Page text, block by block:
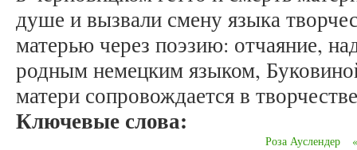
душе и вызвали смену языка
матерью через поэзию: отчаяние,
родным немецким языком,
матери сопровождается в
Ключевые слова:
Роза Ауслендер